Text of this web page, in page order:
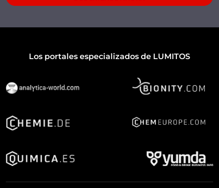
Los portales especializados de LUMITOS